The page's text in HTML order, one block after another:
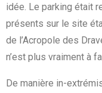
idée. Le parking était
présents sur le site
de l’Acropole des
n’est plus vraiment à
De manière in-